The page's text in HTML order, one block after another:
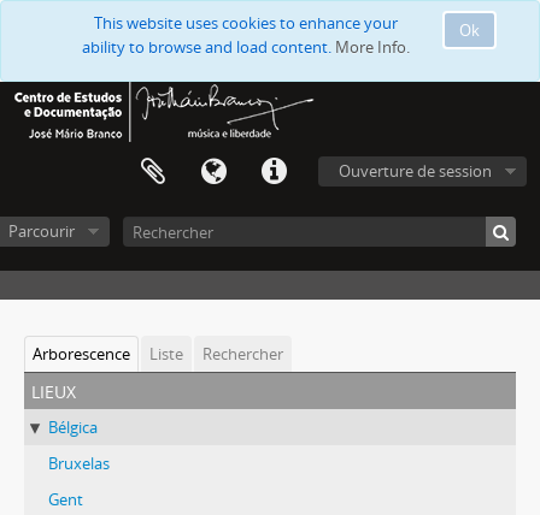
Ok
This website uses cookies to enhance your
ability to browse and load content. More Info.
Ouverture de session
Parcourir
Arborescence Liste Rechercher
lieux
Bélgica
Bruxelas
Gent